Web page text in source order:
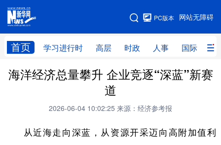
网站无障碍
PC版本
首页 学习进行时 高层 时政 人事 国际 财
网站地图
学习进行时 高层 时政 人事
科技 科创 量子 体育
海洋经济总量攀升 企业竞逐“深蓝”新赛
道
2026-06-04 10:02:25 来源：经济参考报
从近海走向深蓝，从资源开采迈向高附加值利